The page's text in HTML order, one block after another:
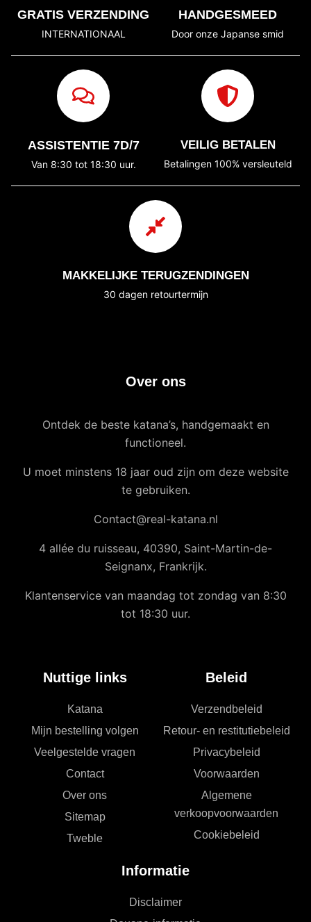
GRATIS VERZENDING
INTERNATIONAAL
HANDGESMEED
Door onze Japanse smid
ASSISTENTIE 7D/7
Van 8:30 tot 18:30 uur.
VEILIG BETALEN
Betalingen 100% versleuteld
MAKKELIJKE TERUGZENDINGEN
30 dagen retourtermijn
Over ons
Ontdek de beste katana’s, handgemaakt en
functioneel.
U moet minstens 18 jaar oud zijn om deze website
te gebruiken.
Contact@real-katana.nl
4 allée du ruisseau, 40390, Saint-Martin-de-
Seignanx, Frankrijk.
Klantenservice van maandag tot zondag van 8:30
tot 18:30 uur.
Nuttige links
Katana
Mijn bestelling volgen
Veelgestelde vragen
Contact
Over ons
Sitemap
Tweble
Beleid
Verzendbeleid
Retour- en restitutiebeleid
Privacybeleid
Voorwaarden
Algemene
verkoopvoorwaarden
Cookiebeleid
Informatie
Disclaimer